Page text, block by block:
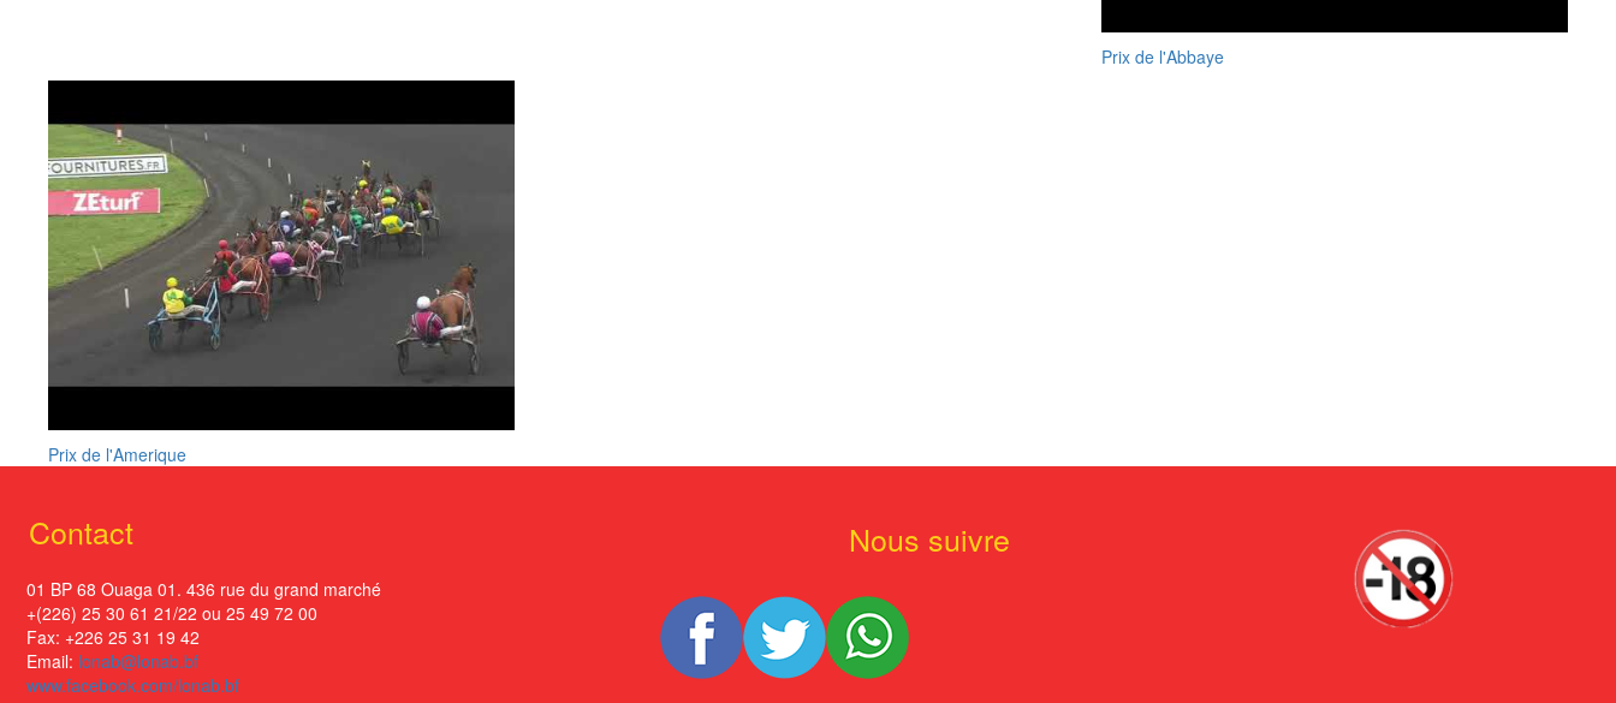
Prix de l'Abbaye
Prix de l'Amerique
Contact
01 BP 68 Ouaga 01. 436 rue du grand marché
+(226) 25 30 61 21/22 ou 25 49 72 00
Fax: +226 25 31 19 42
Email: lonab@lonab.bf
www.facebook.com/lonab.bf
Nous suivre